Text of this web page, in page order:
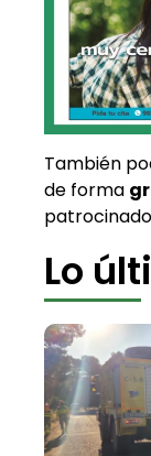
También
de forma
Lo